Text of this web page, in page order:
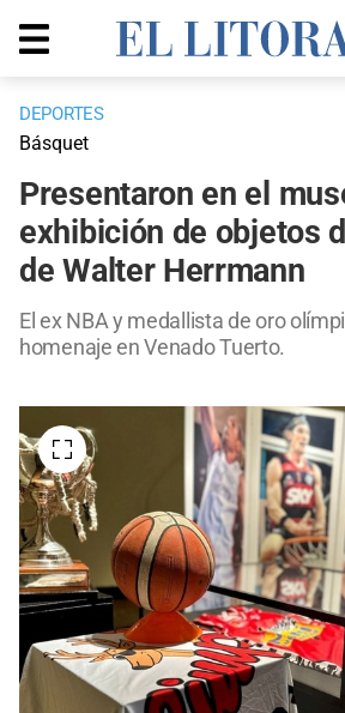
DEPORTES
Básquet
Presentaron en el
exhibición de objetos
de Walter Herrmann
El ex NBA y medallista de oro
homenaje en Venado Tuerto.